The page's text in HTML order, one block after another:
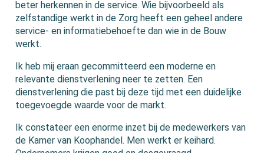
beter herkennen in de service. Wie bijvoorbeeld als
zelfstandige werkt in de Zorg heeft een geheel andere
service- en informatiebehoefte dan wie in de Bouw
werkt.
Ik heb mij eraan gecommitteerd een moderne en
relevante dienstverlening neer te zetten. Een
dienstverlening die past bij deze tijd met een duidelijke
toegevoegde waarde voor de markt.
Ik constateer een enorme inzet bij de medewerkers van
de Kamer van Koophandel. Men werkt er keihard.